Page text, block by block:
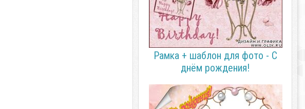
Рамка + шаблон для фото - С
днём рождения!